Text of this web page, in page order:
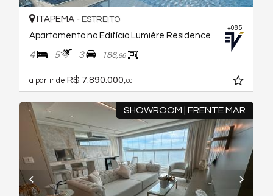
#085
ITAPEMA - ESTREITO
Apartamento no Edifício Lumière Residence
4 5 3 186,86
a partir de R$ 7.890.000, 00
SHOWROOM | FRENTE MAR